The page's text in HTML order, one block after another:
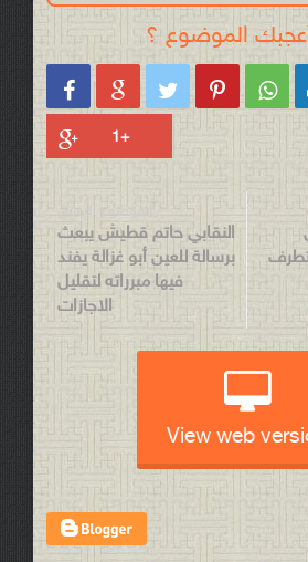
الموضوع ؟
    
الموضوع السابق
النقابي حاتم قطيش يبعث
برسالة للعين أبو غزالة يفند
فيها مبرراته لتقليل
الاجازات
View web